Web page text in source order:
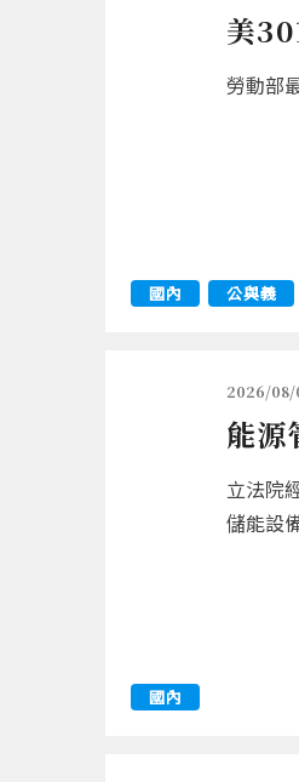
美
勞動部
國內 公與義
2026/08/
能源
立法院
儲能設
國內